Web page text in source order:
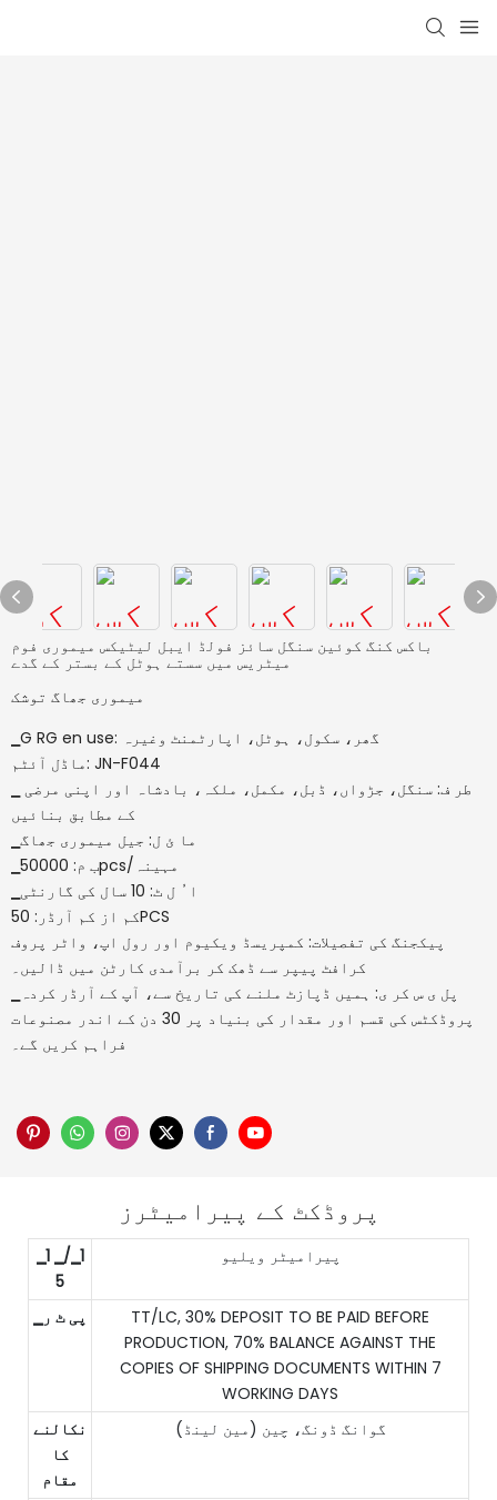
باکس کنگ کوئین سنگل سائز فولڈ ایبل لیٹیکس میموری فوم
میٹریس میں سستے ہوٹل کے بستر کے گدے
میموری جھاگ توشک
▁G RG en use: گھر، سکول، ہوٹل، اپارٹمنٹ وغیرہ
ماڈل آئٹم: JN-F044
▁ طر ف: سنگل، جڑواں، ڈبل، مکمل، ملکہ، بادشاہ اور اپنی مرضی
کے مطابق بنائیں
▁ما ئ ل: جیل میموری جھاگ
▁ب م:
50000pcs/مہینہ
▁ا ُ ل ٹ: 10 سال کی گارنٹی
کم از کم آرڈر:50PCS
پیکجنگ کی تفصیلات: کمپریسڈ ویکیوم اور رول اپ، واٹر پروف
کرافٹ پیپر سے ڈھک کر برآمدی کارٹن میں ڈالیں۔
▁پل ی س کر ی: ہمیں ڈپازٹ ملنے کی تاریخ سے، آپ کے آرڈر کردہ
پروڈکٹس کی قسم اور مقدار کی بنیاد پر 30 دن کے اندر مصنوعات
فراہم کریں گے۔
پروڈکٹ کے پیرامیٹرز
▁1 ▁/▁1
5
پیرامیٹر ویلیو
▁پی ٹ ر
TT/LC, 30% DEPOSIT TO BE PAID BEFORE
PRODUCTION, 70% BALANCE AGAINST THE
COPIES OF SHIPPING DOCUMENTS WITHIN 7
WORKING DAYS
نکالنے
کا
مقام
گوانگ ڈونگ، چین (مین لینڈ)